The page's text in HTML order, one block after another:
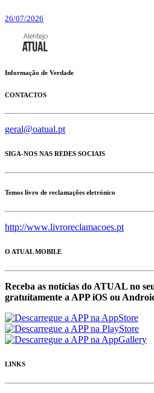
26/07/2026
Informação de Verdade
CONTACTOS
geral@oatual.pt
SIGA-NOS NAS REDES SOCIAIS
Temos livro de reclamações eletrónico
http://www.livroreclamacoes.pt
O ATUAL MOBILE
Receba as notícias do ATUAL no
gratuítamente a APP iOS ou
LINKS